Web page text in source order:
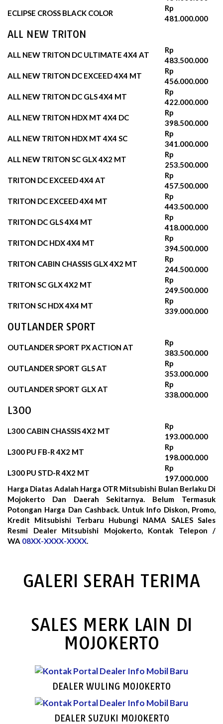
ECLIPSE CROSS BLACK COLOR
Rp
481.000.000
ALL NEW TRITON
ALL NEW TRITON DC ULTIMATE 4X4 AT
Rp
483.500.000
ALL NEW TRITON DC EXCEED 4X4 MT
Rp
456.000.000
ALL NEW TRITON DC GLS 4X4 MT
Rp
422.000.000
ALL NEW TRITON HDX MT 4X4 DC
Rp
398.500.000
ALL NEW TRITON HDX MT 4X4 SC
Rp
341.000.000
ALL NEW TRITON SC GLX 4X2 MT
Rp
253.500.000
TRITON DC EXCEED 4X4 AT
Rp
457.500.000
TRITON DC EXCEED 4X4 MT
Rp
443.500.000
TRITON DC GLS 4X4 MT
Rp
418.000.000
TRITON DC HDX 4X4 MT
Rp
394.500.000
TRITON CABIN CHASSIS GLX 4X2 MT
Rp
244.500.000
TRITON SC GLX 4X2 MT
Rp
249.500.000
TRITON SC HDX 4X4 MT
Rp
339.000.000
OUTLANDER SPORT
OUTLANDER SPORT PX ACTION AT
Rp
383.500.000
OUTLANDER SPORT GLS AT
Rp
353.000.000
OUTLANDER SPORT GLX AT
Rp
338.000.000
L300
L300 CABIN CHASSIS 4X2 MT
Rp
193.000.000
L300 PU FB-R 4X2 MT
Rp
198.000.000
L300 PU STD-R 4X2 MT
Rp
197.000.000
Harga Diatas Adalah Harga OTR Mitsubishi Bulan Berlaku Di
Mojokerto Dan Daerah Sekitarnya. Belum Termasuk
Potongan Harga Dan Cashback. Untuk Info Diskon, Promo,
Kredit Mitsubishi Terbaru Hubungi NAMA SALES Sales
Resmi Dealer Mitsubishi Mojokerto, Kontak Telepon /
WA 08XX-XXXX-XXXX.
GALERI SERAH TERIMA
SALES MERK LAIN DI
MOJOKERTO
DEALER WULING MOJOKERTO
DEALER SUZUKI MOJOKERTO